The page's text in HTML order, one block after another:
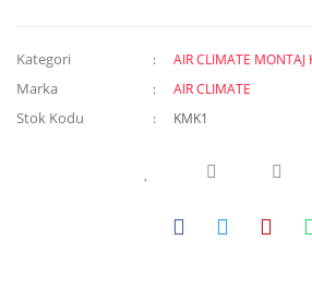
Kategori AIR CLIMATE MONTAJ
Marka AIR CLIMATE
Stok Kodu KMK1